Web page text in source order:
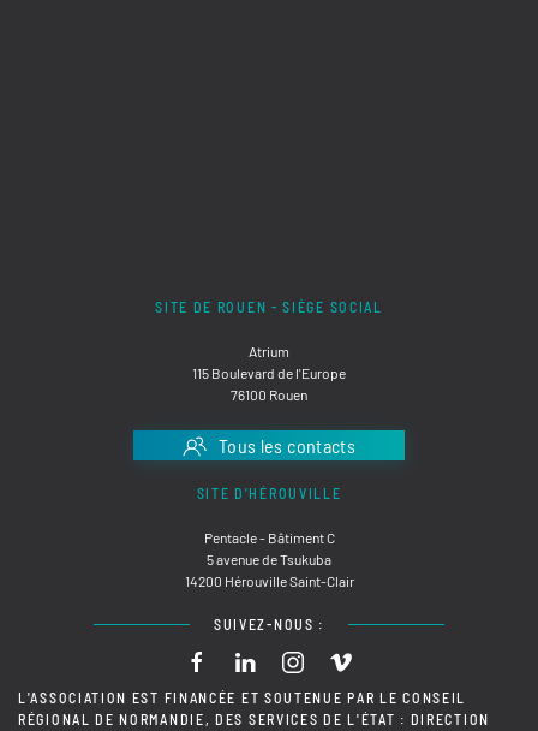
SITE DE ROUEN - SIÈGE SOCIAL
Atrium
115 Boulevard de l'Europe
76100 Rouen
Tous les contacts
SITE D'HÉROUVILLE
Pentacle - Bâtiment C
5 avenue de Tsukuba
14200 Hérouville Saint-Clair
SUIVEZ-NOUS :
L'ASSOCIATION EST FINANCÉE ET SOUTENUE PAR LE CONSEIL
RÉGIONAL DE NORMANDIE, DES SERVICES DE L'ÉTAT : DIRECTION